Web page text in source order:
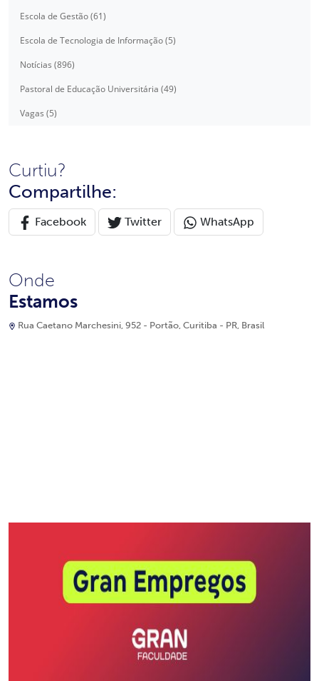
Escola de Gestão (61)
Escola de Tecnologia de Informação (5)
Notícias (896)
Pastoral de Educação Universitária (49)
Vagas (5)
Curtiu?
Compartilhe:
Facebook Twitter WhatsApp
Onde
Estamos
Rua Caetano Marchesini, 952 - Portão, Curitiba - PR, Brasil